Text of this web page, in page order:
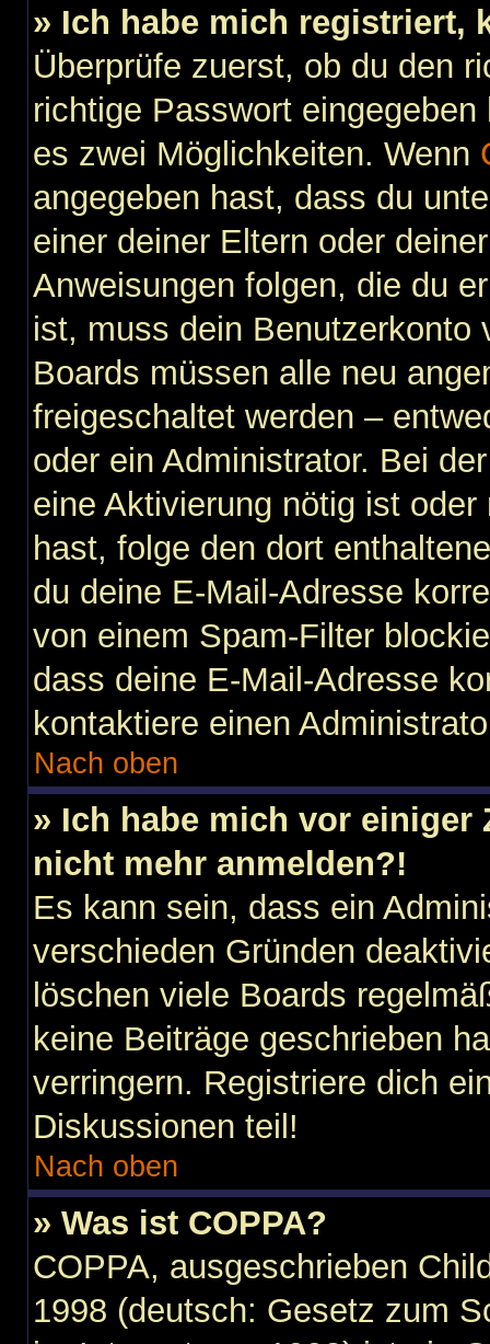
» Ich habe mich registriert,
Überprüfe zuerst, ob du den
richtige Passwort
es zwei Möglichkeiten. Wenn
angegeben hast, dass du
einer deiner Eltern oder
Anweisungen folgen, die du
ist, muss dein Benutzerkonto
Boards müssen alle neu
freigeschaltet werden –
oder ein Administrator. Bei
eine Aktivierung nötig ist
hast, folge den dort
du deine E-Mail-Adresse
von einem Spam-Filter
dass deine E-Mail-Adresse
kontaktiere einen
Nach oben
» Ich habe mich vor
nicht mehr anmelden?!
Es kann sein, dass ein
verschieden Gründen
löschen viele Boards
keine Beiträge geschrieben
verringern. Registriere dich
Diskussionen teil!
Nach oben
» Was ist COPPA?
COPPA, ausgeschrieben
1998 (deutsch: Gesetz zum